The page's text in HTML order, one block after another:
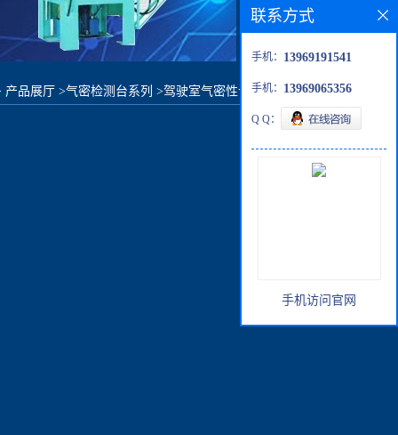
产品展厅 >气密检测台系列 >驾驶室气密性试验系统一体机
联系方式
手机： 13969191541
手机： 13969065356
Q Q：
手机访问官网